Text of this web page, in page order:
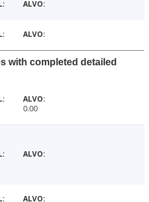
with completed detailed
0.00